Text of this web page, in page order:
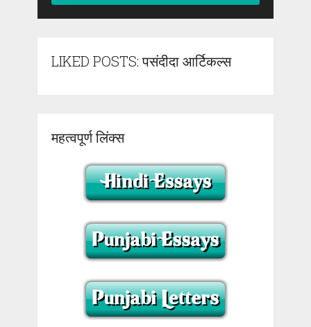
LIKED POSTS: पसंदीदा आर्टिकल्स
महत्वपूर्ण लिंक्स